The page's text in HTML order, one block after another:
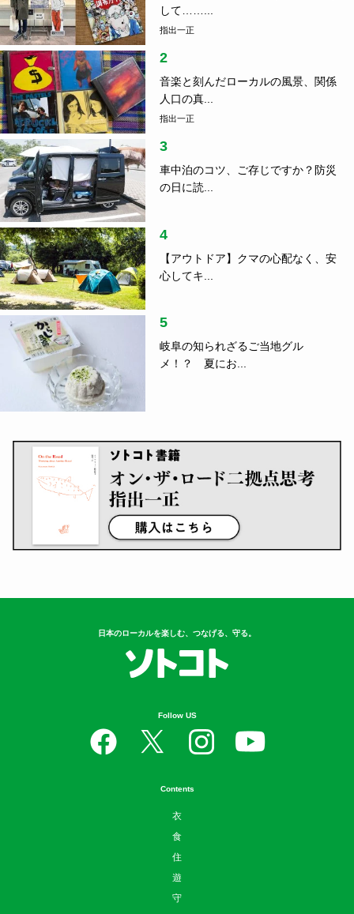
して……...
指出一正
2
音楽と刻んだローカルの風景、関係
人口の真...
指出一正
3
車中泊のコツ、ご存じですか？防災
の日に読...
4
【アウトドア】クマの心配なく、安
心してキ...
5
岐阜の知られざるご当地グル
メ！？ 夏にお...
日本のローカルを楽しむ、つなげる、守る。
Follow US
Contents
衣
食
住
遊
守